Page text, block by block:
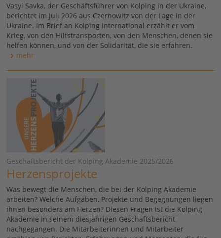
Vasyl Savka, der Geschäftsführer von Kolping in der Ukraine,
berichtet im Juli 2026 aus Czernowitz von der Lage in der
Ukraine. Im Brief an Kolping International erzählt er vom
Krieg, von den Hilfstransporten, von den Menschen, denen sie
helfen können, und von der Solidarität, die sie erfahren.
mehr
Geschäftsbericht der Kolping Akademie 2025/2026
Herzensprojekte
Was bewegt die Menschen, die bei der Kolping Akademie
arbeiten? Welche Aufgaben, Projekte und Begegnungen liegen
ihnen besonders am Herzen? Diesen Fragen ist die Kolping
Akademie in seinem diesjährigen Geschäftsbericht
nachgegangen. Die Mitarbeiterinnen und Mitarbeiter